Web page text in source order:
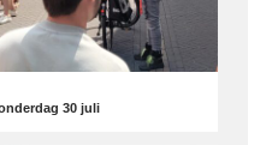
30 juli